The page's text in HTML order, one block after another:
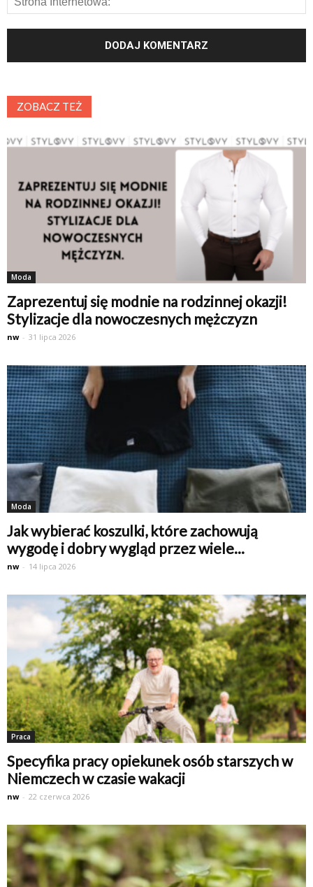
ZOBACZ TEŻ
Moda
Zaprezentuj się modnie na rodzinnej okazji!
Stylizacje dla nowoczesnych mężczyzn
nw - 31 lipca 2026
Moda
Jak wybierać koszulki, które zachowują
wygodę i dobry wygląd przez wiele...
nw - 14 lipca 2026
Praca
Specyfika pracy opiekunek osób starszych w
Niemczech w czasie wakacji
nw - 22 czerwca 2026